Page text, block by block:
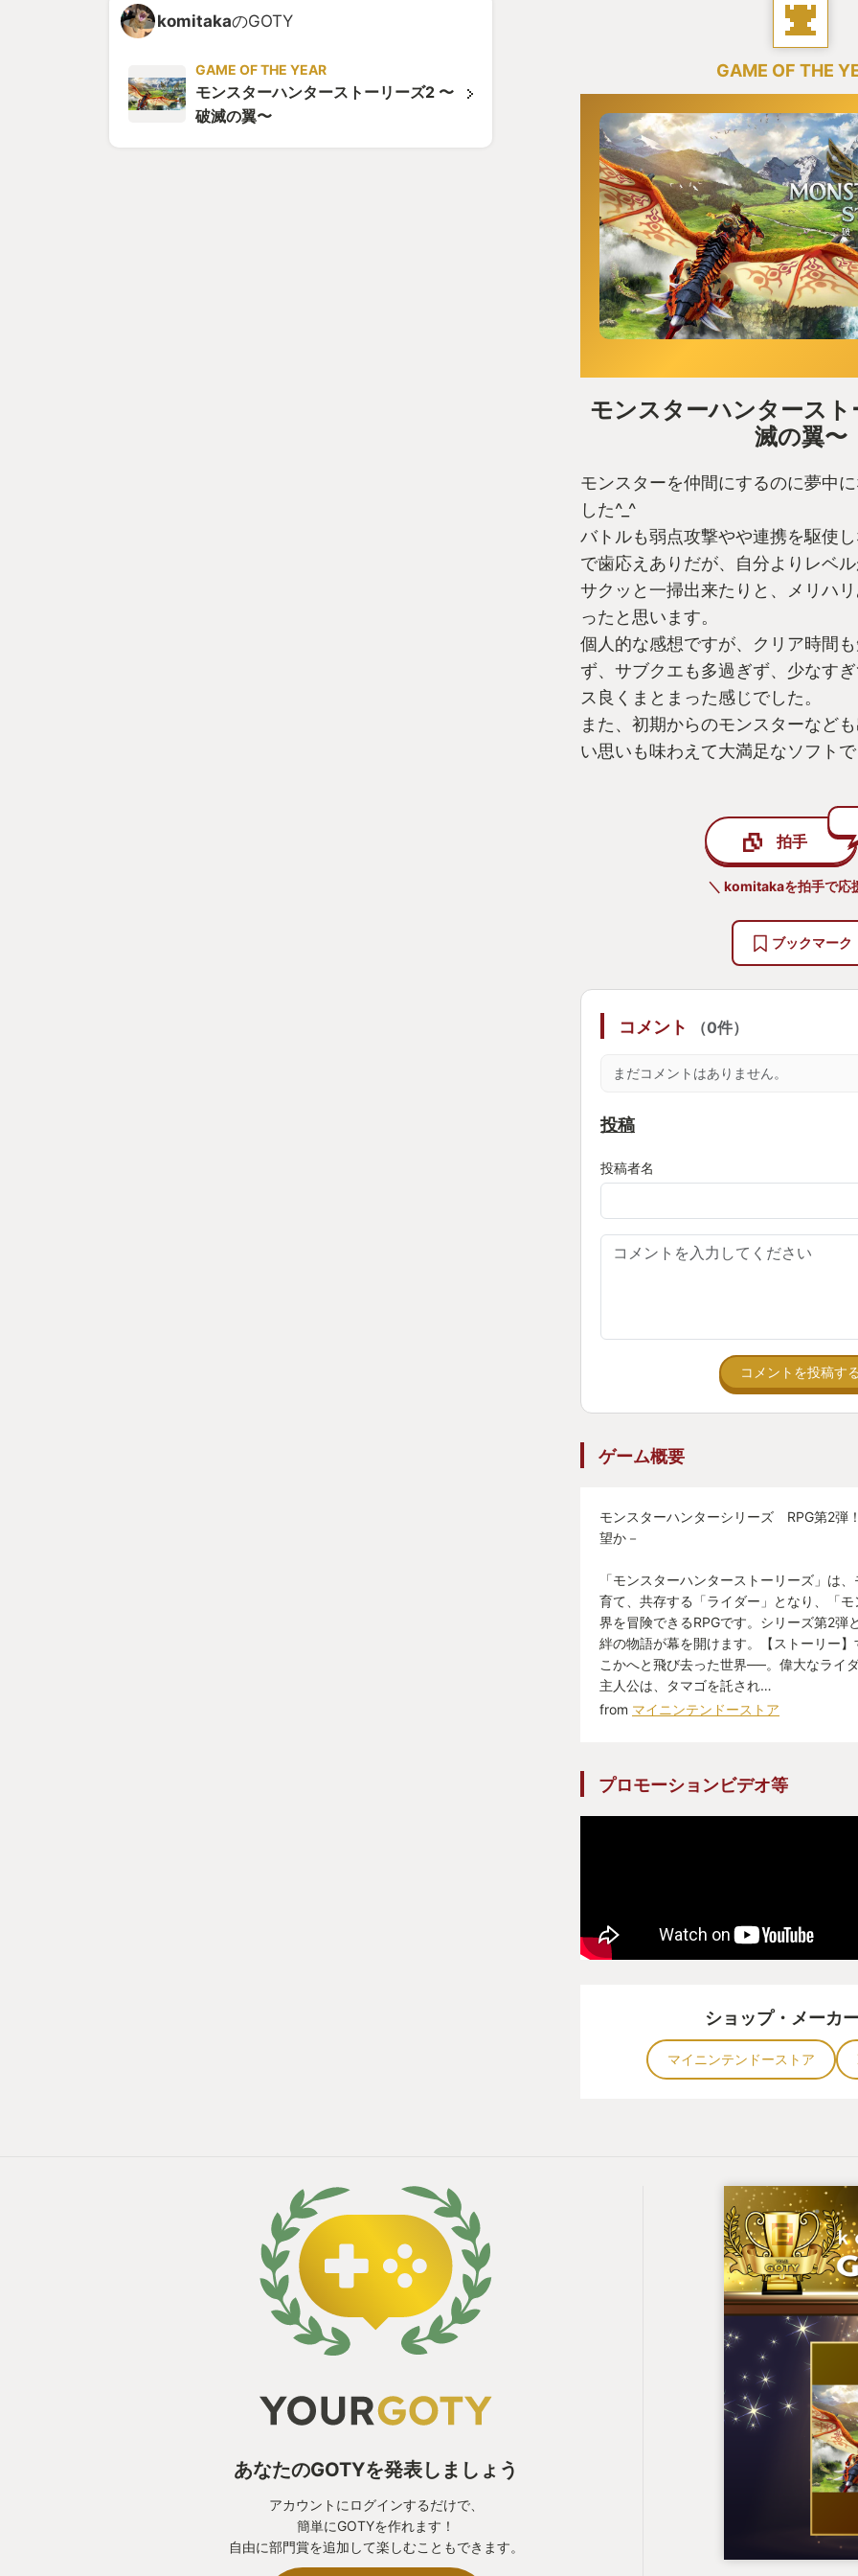
komitakaのGOTY
GAME OF THE YEAR
モンスターハンターストーリーズ2 〜
破滅の翼〜
GAME OF THE
モンスターハンタース
滅の翼〜
モンスターを仲間にするのに夢中
した^_^
バトルも弱点攻撃やや連携を駆使
で歯応えありだが、自分よりレベ
サクッと一掃出来たりと、メリハ
ったと思います。
個人的な感想ですが、クリア時間
ず、サブクエも多過ぎず、少なす
ス良くまとまった感じでした。
また、初期からのモンスターなど
い思いも味わえて大満足なソフト
拍手
＼ komitakaを拍手で応
ブックマーク
コメント （0件）
まだコメントはありません。
投稿
投稿者名
コメントを投稿す
ゲーム概要
モンスターハンターシリーズ RPG第2弾
望か－
「モンスターハンターストーリーズ」は
育て、共存する「ライダー」となり、「
界を冒険できるRPGです。シリーズ第2弾
絆の物語が幕を開けます。【ストーリー
こかへと飛び去った世界──。偉大なライ
主人公は、タマゴを託され…
from マイニンテンドーストア
プロモーションビデオ等
ショップ・メーカ
マイニンテンドーストア
あなたのGOTYを発表しましょう
アカウントにログインするだけで、
簡単にGOTYを作れます！
自由に部門賞を追加して楽しむこともできます。